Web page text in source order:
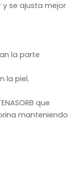
se ajusta mejor
la parte
la piel.
que
manteniendo